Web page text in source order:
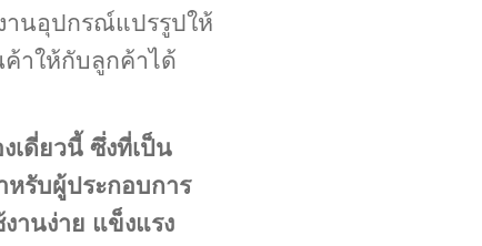
านอุปกรณ์แปรรูปให้
าให้กับลูกค้าได้
เดี่ยวนี้ ซึ่งที่เป็น
รับผู้ประกอบการ
านง่าย แข็งแรง